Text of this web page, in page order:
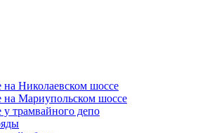
Николаевском шоссе
Мариупольском шоссе
трамвайного депо